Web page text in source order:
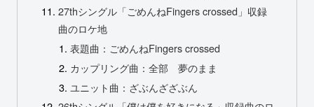
27thシングル「ごめんねFingers crossed」収録
曲のロケ地
表題曲：ごめんねFingers crossed
カップリング曲：全部 夢のまま
ユニット曲：ざぶんざざぶん